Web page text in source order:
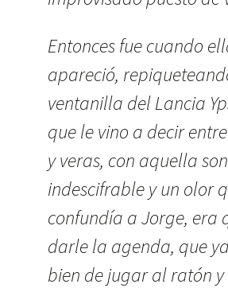
Entonces fue cuando
apareció,
ventanilla del Lancia
que le vino a decir
y veras, con aquella
indescifrable y un olor
confundía a Jorge, era
darle la agenda, que
bien de jugar al ratón